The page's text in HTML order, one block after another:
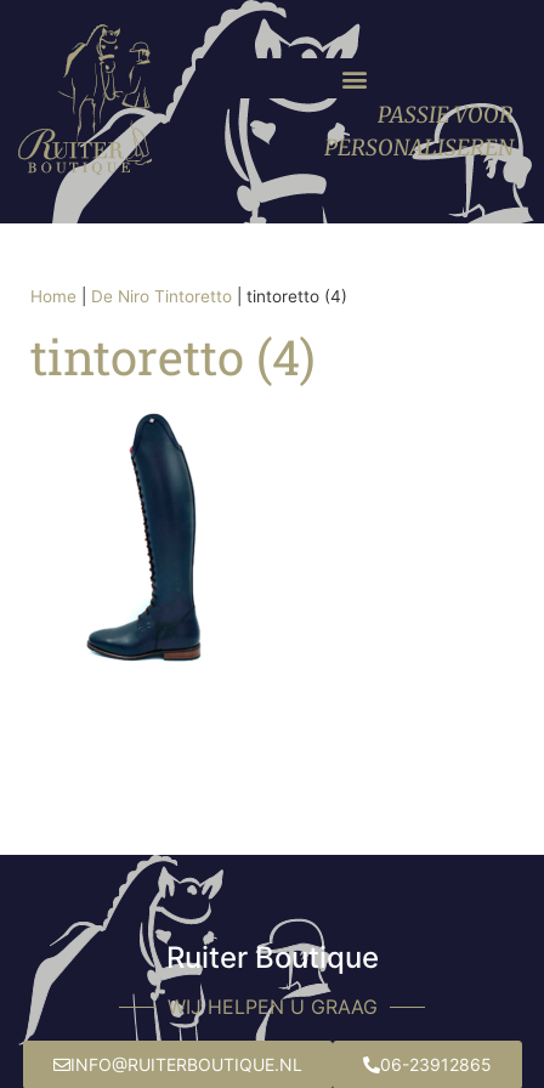
PASSIE VOOR
PERSONALISEREN
Home De Niro Tintoretto tintoretto (4)
tintoretto (4)
Ruiter Boutique
WIJ HELPEN U GRAAG
INFO@RUITERBOUTIQUE.NL 06-23912865